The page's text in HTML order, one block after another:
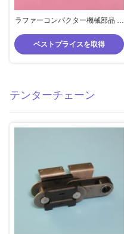
ラファーコンパクター機械部品 ス
中心距離 36mm 炭素鋼
ベストプライスを取得
テンターチェーン